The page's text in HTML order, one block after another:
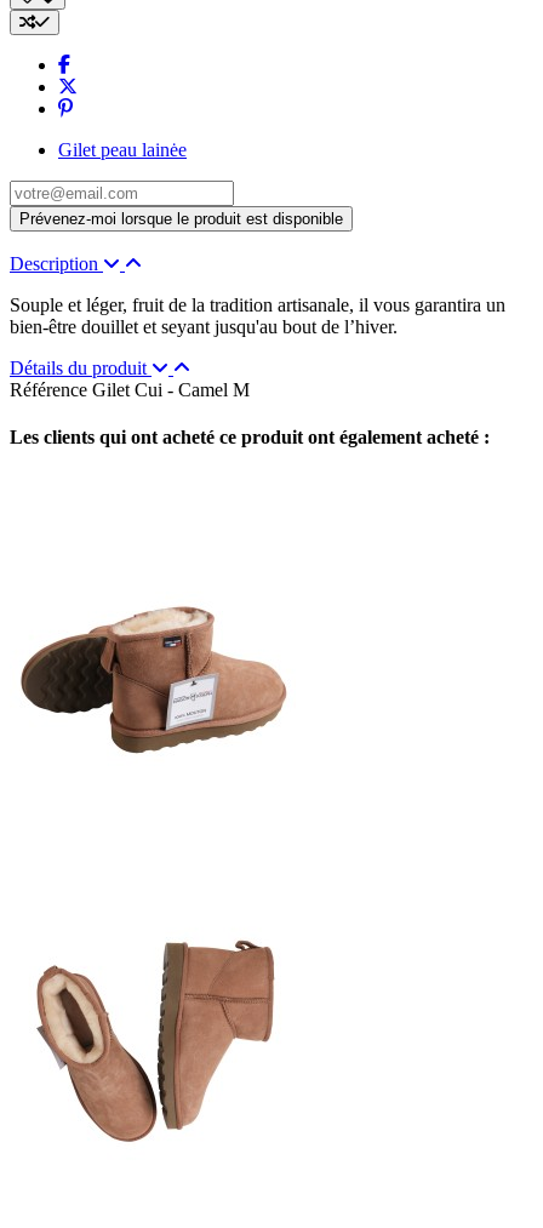
Gilet peau lainėe
Description
Souple et léger, fruit de la tradition artisanale, il vous garantira un
bien-être douillet et seyant jusqu'au bout de l’hiver.
Détails du produit
Référence Gilet Cui - Camel M
Les clients qui ont acheté ce produit ont également acheté :